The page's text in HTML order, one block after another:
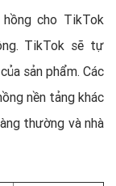
cho TikTok
TikTok sẽ tự
sản phẩm. Các
nền tảng khác
thường và nhà